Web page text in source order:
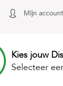
Mijn account
Kies jouw
Selecteer